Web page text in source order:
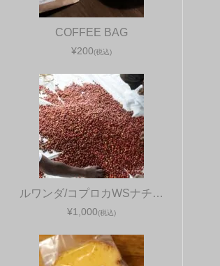
COFFEE BAG
¥200(税込)
ルワンダ/コプロカWSナチ…
¥1,000(税込)